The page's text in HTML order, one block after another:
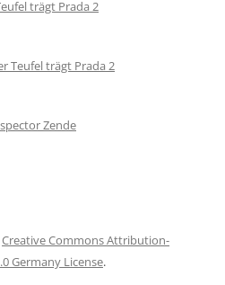
trägt Prada 2
Teufel trägt Prada 2
Zende
Creative Commons Attribution-
Germany License.